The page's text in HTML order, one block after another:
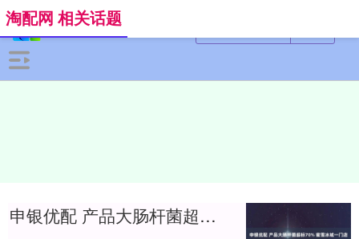
淘配网 相关话题
申银优配 产品大肠杆菌超标70% 蜜雪冰城一门店被通报